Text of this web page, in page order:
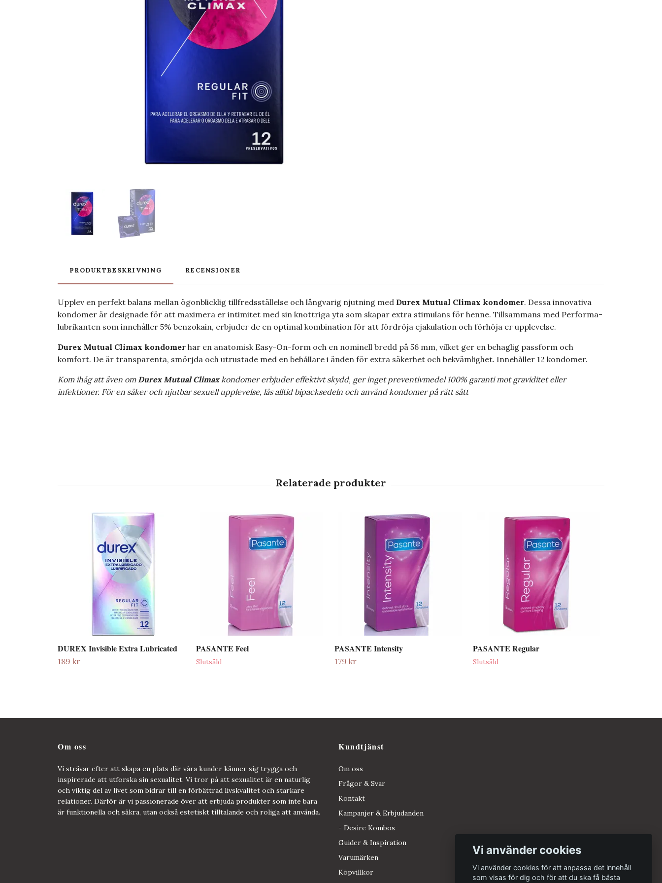
PRODUKTBESKRIVNING RECENSIONER
Upplev en perfekt balans mellan ögonblicklig tillfredsställelse och långvarig njutning med Durex Mutual Climax kondomer. Dessa innovativa
kondomer är designade för att maximera er intimitet med sin knottriga yta som skapar extra stimulans för henne. Tillsammans med Performa-
lubrikanten som innehåller 5% benzokain, erbjuder de en optimal kombination för att fördröja ejakulation och förhöja er upplevelse.
Durex Mutual Climax kondomer har en anatomisk Easy-On-form och en nominell bredd på 56 mm, vilket ger en behaglig passform och
komfort. De är transparenta, smörjda och utrustade med en behållare i änden för extra säkerhet och bekvämlighet. Innehåller 12 kondomer.
Kom ihåg att även om Durex Mutual Climaxkondomer erbjuder effektivt skydd, ger inget preventivmedel 100% garanti mot graviditet eller
infektioner. För en säker och njutbar sexuell upplevelse, läs alltid bipacksedeln och använd kondomer på rätt sätt
DUREX Invisible Extra Lubricated
189 kr
PASANTE Feel
Slutsåld
PASANTE Intensity
179 kr
PASANTE Regular
Slutsåld
Om oss
Vi strävar efter att skapa en plats där våra kunder känner sig trygga och
inspirerade att utforska sin sexualitet. Vi tror på att sexualitet är en naturlig
och viktig del av livet som bidrar till en förbättrad livskvalitet och starkare
relationer. Därför är vi passionerade över att erbjuda produkter som inte bara
är funktionella och säkra, utan också estetiskt tilltalande och roliga att använda.
Kundtjänst
Om oss
Frågor & Svar
Kontakt
Kampanjer & Erbjudanden
- Desire Kombos
Guider & Inspiration
Varumärken
Köpvillkor
Vi använder cookies
Vi använder cookies för att anpassa det innehåll
som visas för dig och för att du ska få bästa